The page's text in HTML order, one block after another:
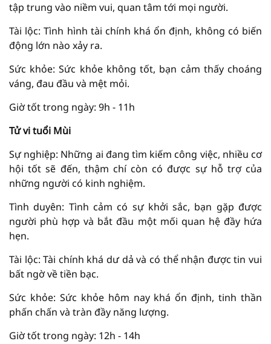
tập trung vào niềm vui, quan tâm tới mọi người.
Tài lộc: Tình hình tài chính khá ổn định, không có biến
động lớn nào xảy ra.
Sức khỏe: Sức khỏe không tốt, bạn cảm thấy choáng
váng, đau đầu và mệt mỏi.
Giờ tốt trong ngày: 9h - 11h
Tử vi tuổi Mùi
Sự nghiệp: Những ai đang tìm kiếm công việc, nhiều cơ
hội tốt sẽ đến, thậm chí còn có được sự hỗ trợ của
những người có kinh nghiệm.
Tình duyên: Tình cảm có sự khởi sắc, bạn gặp được
người phù hợp và bắt đầu một mối quan hệ đầy hứa
hẹn.
Tài lộc: Tài chính khá dư dả và có thể nhận được tin vui
bất ngờ về tiền bạc.
Sức khỏe: Sức khỏe hôm nay khá ổn định, tinh thần
phấn chấn và tràn đầy năng lượng.
Giờ tốt trong ngày: 12h - 14h